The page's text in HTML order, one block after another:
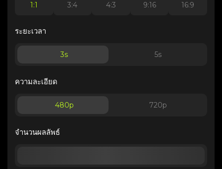
1:1 3:4 4:3 9:16 16:9
ระยะเวลา
3s 5s
ความละเอียด
480p 720p
จำนวนผลลัพธ์